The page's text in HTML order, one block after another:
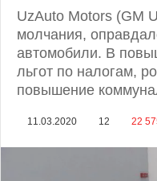
UzAuto Motors (GM
молчания,
автомобили. В
льгот по налогам,
повышение
11.03.2020 12 22